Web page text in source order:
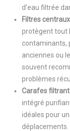
d’eau filtrée
Filtres
protègent tout
contaminants,
anciennes ou
souvent
problèmes
Carafes
intégré
idéales pour
déplacements.